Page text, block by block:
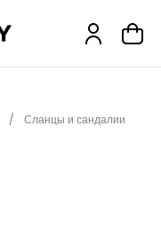
Сланцы и сандалии